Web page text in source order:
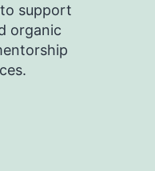
support
organic